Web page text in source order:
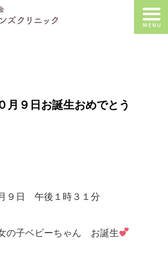
月９日お誕生おめでとう
９日 午後１時３１分
の子ベビーちゃん お誕生